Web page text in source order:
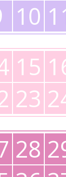
10
15
23
28